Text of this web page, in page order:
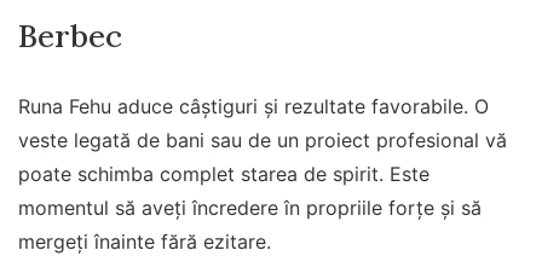
Berbec
Runa Fehu aduce câștiguri și rezultate favorabile. O
veste legată de bani sau de un proiect profesional vă
poate schimba complet starea de spirit. Este
momentul să aveți încredere în propriile forțe și să
mergeți înainte fără ezitare.